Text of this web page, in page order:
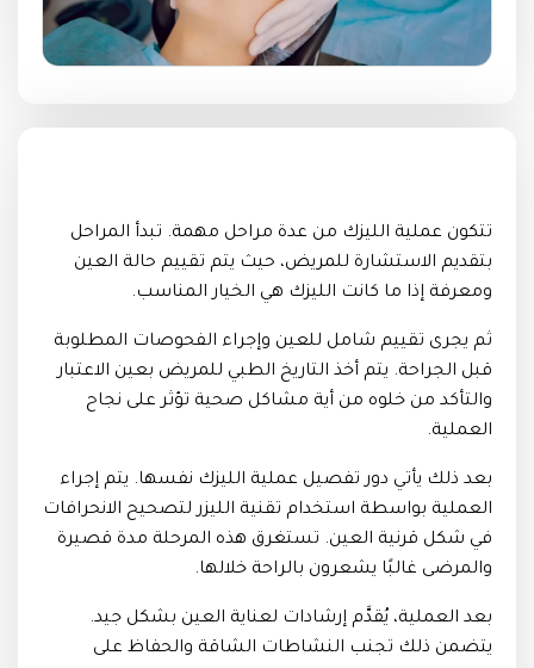
تتكون عملية الليزك من عدة مراحل مهمة. تبدأ المراحل
بتقديم الاستشارة للمريض، حيث يتم تقييم حالة العين
ومعرفة إذا ما كانت الليزك هي الخيار المناسب.
ثم يجرى تقييم شامل للعين وإجراء الفحوصات المطلوبة
قبل الجراحة. يتم أخذ التاريخ الطبي للمريض بعين الاعتبار
والتأكد من خلوه من أية مشاكل صحية تؤثر على نجاح
العملية.
بعد ذلك يأتي دور تفصيل عملية الليزك نفسها. يتم إجراء
العملية بواسطة استخدام تقنية الليزر لتصحيح الانحرافات
في شكل قرنية العين. تستغرق هذه المرحلة مدة قصيرة
والمرضى غالبًا يشعرون بالراحة خلالها.
بعد العملية، يُقدَّم إرشادات لعناية العين بشكل جيد.
يتضمن ذلك تجنب النشاطات الشاقة والحفاظ على